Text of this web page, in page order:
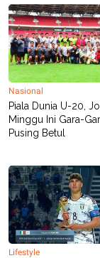
A
D
E
M
Y
E
A
S
E
.
I
D
L
A
N
G
A
N
C
E
T
A
K
K
I
N
R
E
M
I
T
E
N
Nasional
Piala Dunia U-20,
Minggu Ini Gara-
Pusing Betul
Lifestyle